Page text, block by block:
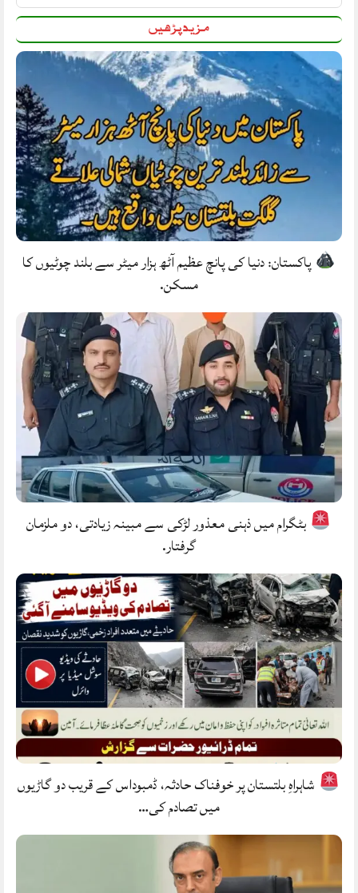
مزید پڑھیں
پاکستان: دنیا کی پانچ عظیم آٹھ ہزار میٹر سے بلند چوٹیوں کا
مسکن.
بٹگرام میں ذہنی معذور لڑکی سے مبینہ زیادتی، دو ملزمان
گرفتار.
شاہراہِ بلتستان پر خوفناک حادثہ، ڈمبوداس کے قریب دو گاڑیوں
میں تصادم کی…